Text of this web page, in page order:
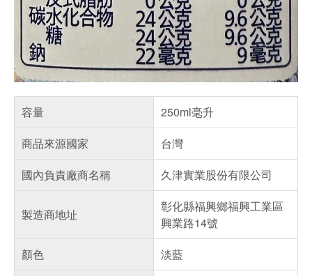
容量
250ml毫升
商品來源國家
台灣
國內負責廠商名稱
久津實業股份有限公司
製造商地址
彰化縣福興鄉福興工業區
興業路14號
顏色
淡藍